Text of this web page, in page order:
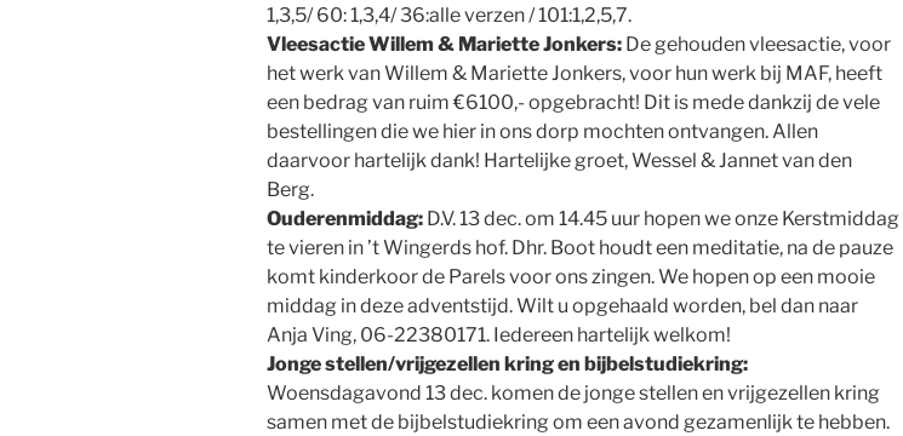
1,3,5/ 60: 1,3,4/ 36:alle verzen / 101:1,2,5,7.
Vleesactie Willem & Mariette Jonkers: De gehouden vleesactie, voor
het werk van Willem & Mariette Jonkers, voor hun werk bij MAF, heeft
een bedrag van ruim €6100,- opgebracht! Dit is mede dankzij de vele
bestellingen die we hier in ons dorp mochten ontvangen. Allen
daarvoor hartelijk dank! Hartelijke groet, Wessel & Jannet van den
Berg.
Ouderenmiddag: D.V. 13 dec. om 14.45 uur hopen we onze Kerstmiddag
te vieren in ’t Wingerds hof. Dhr. Boot houdt een meditatie, na de pauze
komt kinderkoor de Parels voor ons zingen. We hopen op een mooie
middag in deze adventstijd. Wilt u opgehaald worden, bel dan naar
Anja Ving, 06-22380171. Iedereen hartelijk welkom!
Jonge stellen/vrijgezellen kring en bijbelstudiekring:
Woensdagavond 13 dec. komen de jonge stellen en vrijgezellen kring
samen met de bijbelstudiekring om een avond gezamenlijk te hebben.